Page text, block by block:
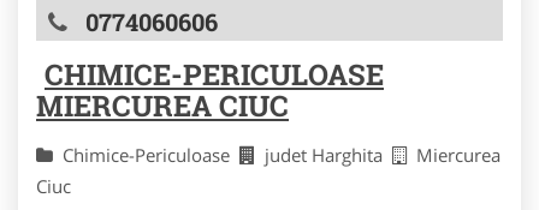
0774060606
CHIMICE-PERICULOASE
MIERCUREA CIUC
Chimice-Periculoase judet Harghita
Miercurea
Ciuc